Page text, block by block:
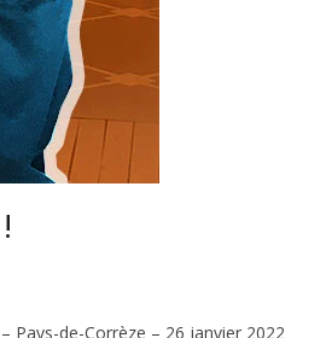
Pays-de-Corrèze – 26 janvier 2022